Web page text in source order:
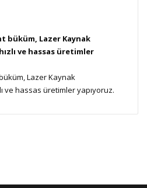
büküm, Lazer Kaynak
ve hassas üretimler
Lazer Kaynak
ve hassas üretimler yapıyoruz.